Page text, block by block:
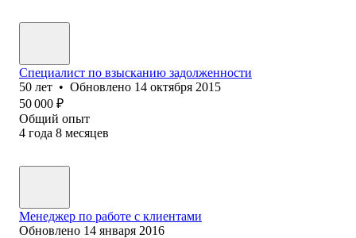
Специалист по взысканию задолженности
50 лет • Обновлено 14 октября 2015
50 000 ₽
Общий опыт
4 года 8 месяцев
Менеджер по работе с клиентами
Обновлено 14 января 2016